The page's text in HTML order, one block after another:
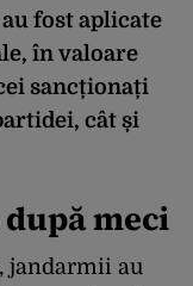
fost aplicate
în valoare
sancționați
cât și
meci
jandarmii au